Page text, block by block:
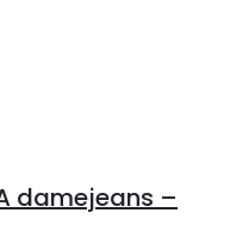
damejeans –